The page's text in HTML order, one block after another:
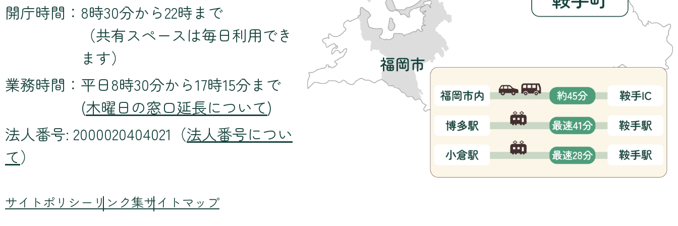
開庁時間： 8時30分から22時まで
（共有スペースは毎日利用でき
ます）
業務時間： 平日8時30分から17時15分まで
(木曜日の窓口延長について)
法人番号: 2000020404021（法人番号につい
て）
サイトポリシー リンク集サイトマップ